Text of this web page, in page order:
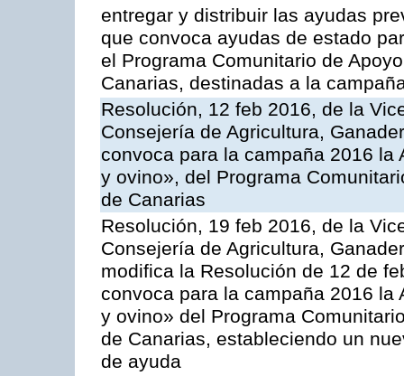
entregar y distribuir las ayudas
que convoca ayudas de estado
el Programa Comunitario de
Canarias, destinadas a la
Resolución, 12 feb 2016, de la
Consejería de Agricultura,
convoca para la campaña 2016
y ovino», del Programa
de Canarias
Resolución, 19 feb 2016, de la
Consejería de Agricultura,
modifica la Resolución de 12 de
convoca para la campaña 2016
y ovino» del Programa
de Canarias, estableciendo un
de ayuda